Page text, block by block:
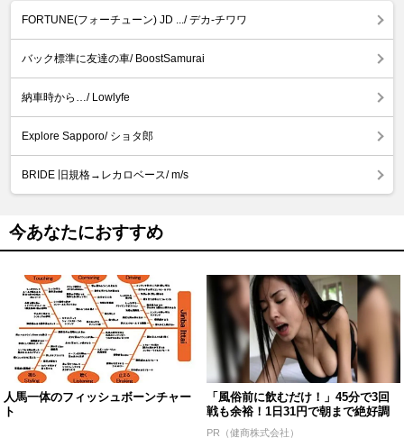
FORTUNE(フォーチューン) JD .../ デカ-チワワ
バック標準に友達の車/ BoostSamurai
納車時から…/ Lowlyfe
Explore Sapporo/ ショタ郎
BRIDE 旧規格→レカロベース/ m/s
今あなたにおすすめ
人馬一体のフィッシュボーンチャー
ト
「風俗前に飲むだけ！」45分で3回
戦も余裕！1日31円で朝まで絶好調
PR（健商株式会社）